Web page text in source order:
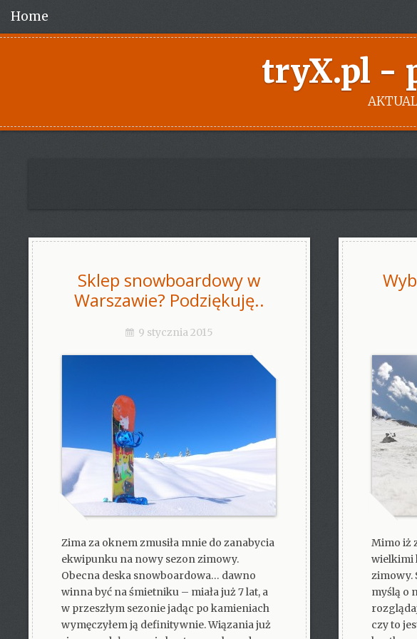
Home
tryX.pl -
Sklep snowboardowy w
Warszawie? Podziękuję..
9 stycznia 2015
Zima za oknem zmusiła mnie do zanabycia
ekwipunku na nowy sezon zimowy.
Obecna deska snowboardowa… dawno
winna być na śmietniku – miała już 7 lat, a
w przeszłym sezonie jadąc po kamieniach
wymęczyłem ją definitywnie. Wiązania już
Mimo iż
wielkimi
zimowy.
myślą o
czy to